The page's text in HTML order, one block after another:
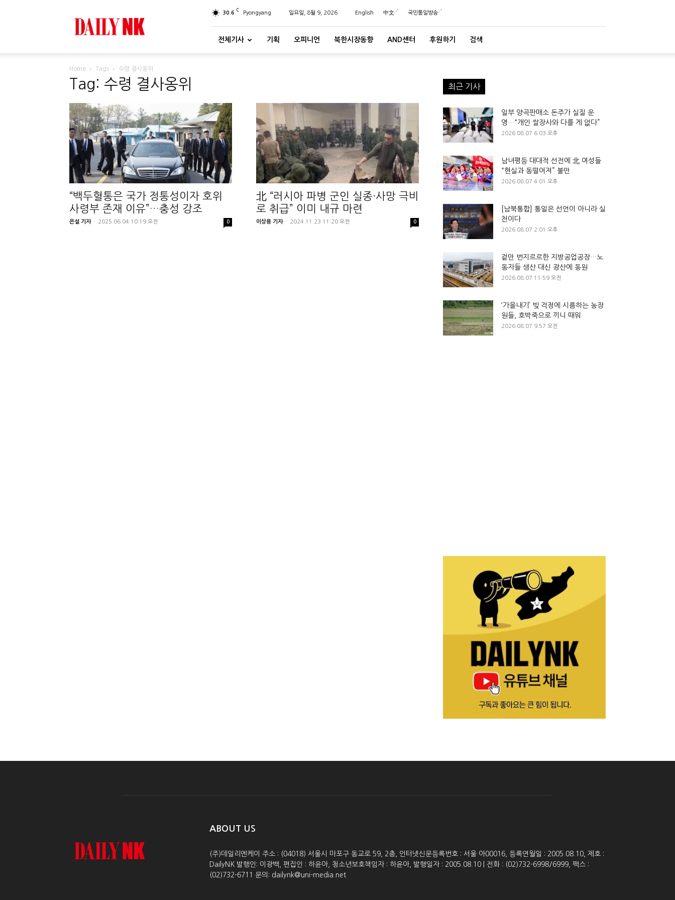
30.6 C Pyongyang 일요일, 8월 9, 2026 English 中文 국민통일방송
전체기사 기획 오피니언 북한시장동향 AND센터 후원하기 검색
Home Tags 수령 결사옹위
Tag: 수령 결사옹위
“백두혈통은 국가 정통성이자 호위
사령부 존재 이유”…충성 강조
은설 기자 - 2025.06.04 10:19 오전 0
北 “러시아 파병 군인 실종·사망 극비
로 취급” 이미 내규 마련
이상용 기자 - 2024.11.23 11:20 오전 0
최근 기사
일부 양곡판매소 돈주가 실질 운
영…“개인 쌀장사와 다를 게 없다”
2026.08.07 6:03 오후
남녀평등 대대적 선전에 北 여성들
“현실과 동떨어져” 불만
2026.08.07 4:01 오후
[남북통합] 통일은 선언이 아니라 실
천이다
2026.08.07 2:01 오후
겉만 번지르르한 지방공업공장…노
동자들 생산 대신 광산에 동원
2026.08.07 11:59 오전
‘가을내기’ 빚 걱정에 시름하는 농장
원들, 호박죽으로 끼니 때워
2026.08.07 9:57 오전
ABOUT US
(주)데일리엔케이 주소 : (04018) 서울시 마포구 동교로 59, 2층, 인터넷신문등록번호 : 서울 아00016, 등록연월일 : 2005.08.10, 제호 :
DailyNK 발행인: 이광백, 편집인 : 하윤아, 청소년보호책임자 : 하윤아, 발행일자 : 2005.08.10 | 전화 : (02)732-6998/6999, 팩스 :
(02)732-6711 문의: dailynk@uni-media.net